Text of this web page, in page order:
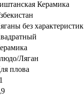
Керамика
без характеристик
Ляган
плова